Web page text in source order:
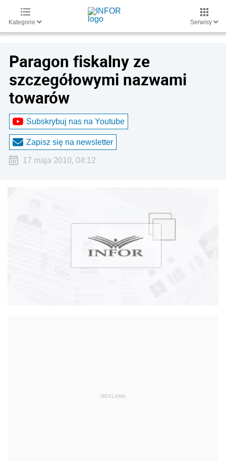
Kategorie Serwisy
Paragon fiskalny ze
szczegółowymi nazwami
towarów
Subskrybuj nas na Youtube
Zapisz się na newsletter
17 maja 2010, 04:12